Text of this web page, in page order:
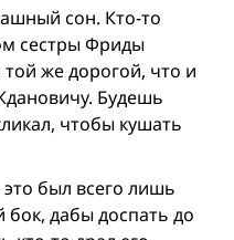
сон. Кто-то
сестры Фриды
же дорогой, что и
Будешь
чтобы кушать
был всего лишь
бок, дабы доспать до